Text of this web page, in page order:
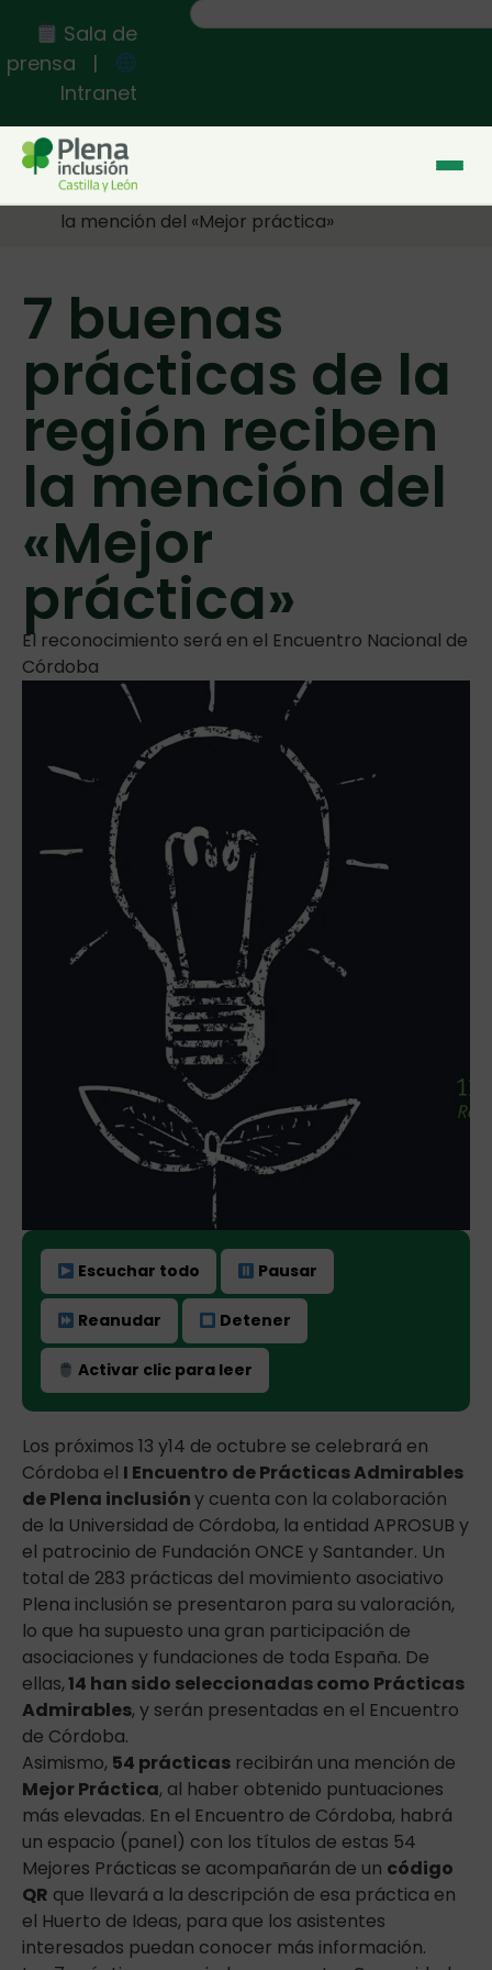
Sala de
prensa |
Intranet
Inicio >> 7 buenas prácticas de la región reciben
la mención del «Mejor práctica»
7 buenas
prácticas de la
región reciben
la mención del
«Mejor
práctica»
El reconocimiento será en el Encuentro Nacional de
Córdoba
Escuchar todo Pausar
Reanudar Detener
Activar clic para leer
Los próximos 13 y14 de octubre se celebrará en
Córdoba el I Encuentro de Prácticas Admirables
de Plena inclusióny cuenta con la colaboración
de la Universidad de Córdoba, la entidad APROSUB y
el patrocinio de Fundación ONCE y Santander. Un
total de 283 prácticas del movimiento asociativo
Plena inclusión se presentaron para su valoración,
lo que ha supuesto una gran participación de
asociaciones y fundaciones de toda España. De
ellas,14 han sido seleccionadas como Prácticas
Admirables, y serán presentadas en el Encuentro
de Córdoba.
Asimismo, 54 prácticas recibirán una mención de
Mejor Práctica, al haber obtenido puntuaciones
más elevadas. En el Encuentro de Córdoba, habrá
un espacio (panel) con los títulos de estas 54
Mejores Prácticas se acompañarán de un código
QR que llevará a la descripción de esa práctica en
el Huerto de Ideas, para que los asistentes
interesados puedan conocer más información.